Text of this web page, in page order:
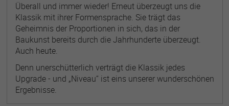
Überall und immer wieder! Erneut überzeugt uns die
Klassik mit ihrer Formensprache. Sie trägt das
Geheimnis der Proportionen in sich, das in der
Baukunst bereits durch die Jahrhunderte überzeugt.
Auch heute.
Denn unerschütterlich verträgt die Klassik jedes
Upgrade - und „Niveau“ ist eins unserer wunderschönen
Ergebnisse.